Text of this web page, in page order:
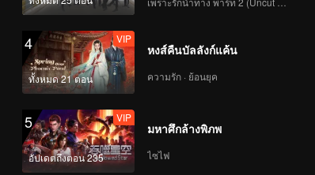
4
ทั้งหมด 21 ตอน
VIP
หงส์คืนบัลลังก์แค้น
ความรัก · ย้อนยุค
5
อัปเดตถึงตอน 235
VIP
มหาศึกล้างพิภพ
ไซไฟ